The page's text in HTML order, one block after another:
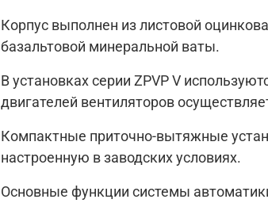
Корпус выполнен из листовой
базальтовой минеральной ваты.
В установках серии ZPVP V
двигателей вентиляторов
Компактные приточно-вытяжные
настроенную в заводских условиях.
Основные функции системы